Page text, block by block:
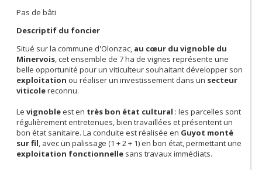
Pas de bâti
Descriptif du foncier
Situé sur la commune d'Olonzac, au cœur du vignoble du
Minervois, cet ensemble de 7 ha de vignes représente une
belle opportunité pour un viticulteur souhaitant développer son
exploitation ou réaliser un investissement dans un secteur
viticolereconnu.
Le vignobleest en très bon état cultural : les parcelles sont
régulièrement entretenues, bien travaillées et présentent un
bon état sanitaire. La conduite est réalisée en Guyot monté
sur fil, avec un palissage (1 + 2 + 1) en bon état, permettant une
exploitation fonctionnelle sans travaux immédiats.